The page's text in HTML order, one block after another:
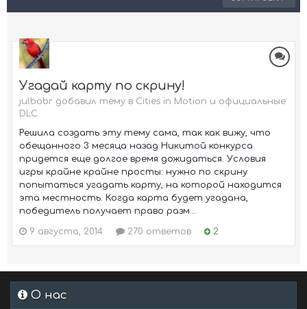
Угадай карту по скрину!
julbobr добавил тему в Cities in Motion и официальные
DLC
Решила создать эту тему сама, так как вижу, что
обещанного 3 месяца назад Никитой конкурса
придется еще долгое время дожидаться. Условия
игры крайне крайне просты: нужно по скрину
попытаться угадать карту, на которой находится
эта местность. Когда карта будет угадана,
победитель получает право разм...
9 августа, 2014 270 ответов 2
О нас